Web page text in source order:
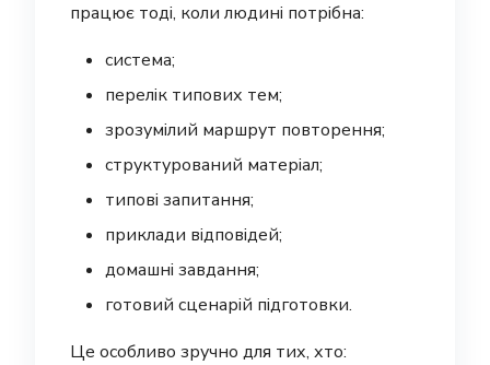
працює тоді, коли людині потрібна:
система;
перелік типових тем;
зрозумілий маршрут повторення;
структурований матеріал;
типові запитання;
приклади відповідей;
домашні завдання;
готовий сценарій підготовки.
Це особливо зручно для тих, хто: